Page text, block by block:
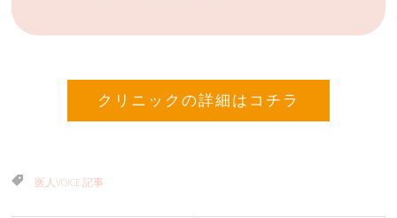
クリニックの詳細はコチラ
医人VOICE 記事